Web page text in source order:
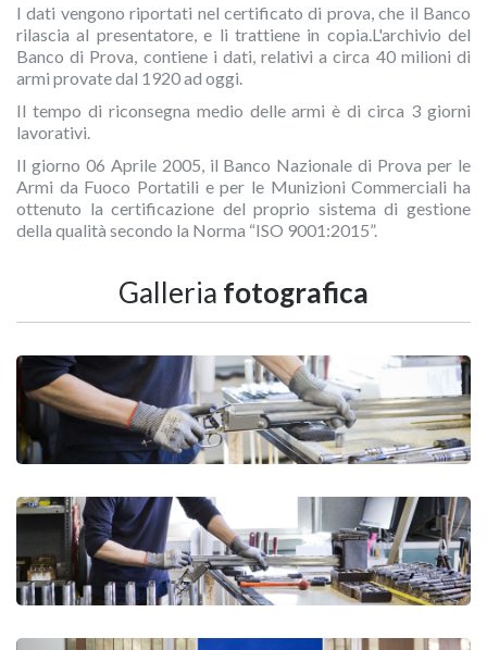
I dati vengono riportati nel certificato di prova, che il Banco
rilascia al presentatore, e li trattiene in copia.L'archivio del
Banco di Prova, contiene i dati, relativi a circa 40 milioni di
armi provate dal 1920 ad oggi.
Il tempo di riconsegna medio delle armi è di circa 3 giorni
lavorativi.
Il giorno 06 Aprile 2005, il Banco Nazionale di Prova per le
Armi da Fuoco Portatili e per le Munizioni Commerciali ha
ottenuto la certificazione del proprio sistema di gestione
della qualità secondo la Norma “ISO 9001:2015”.
Galleria fotografica